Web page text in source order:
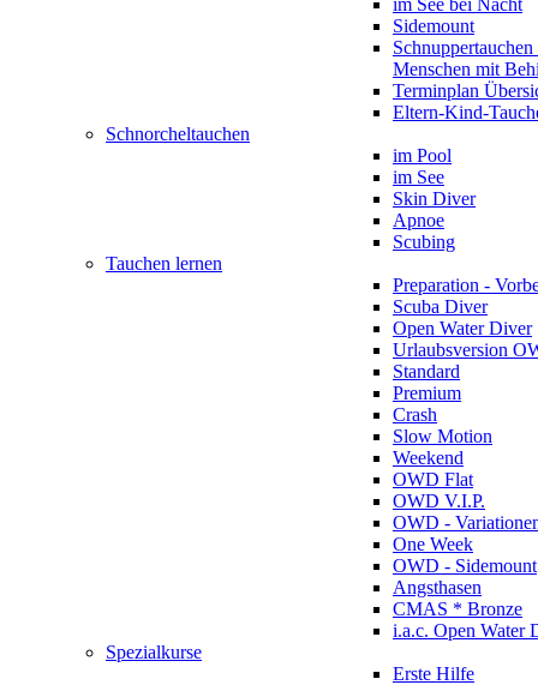
im See bei Nacht
Sidemount
Menschen mit
Terminplan
Eltern-Kind-
Schnorcheltauchen
im Pool
im See
Skin Diver
Apnoe
Scubing
Tauchen lernen
Preparation -
Scuba Diver
Open Water Diver
Urlaubsversion
Standard
Premium
Crash
Slow Motion
Weekend
OWD Flat
OWD V.I.P.
OWD -
One Week
OWD - Sidemount
Angsthasen
CMAS * Bronze
i.a.c. Open Water
Spezialkurse
Erste Hilfe